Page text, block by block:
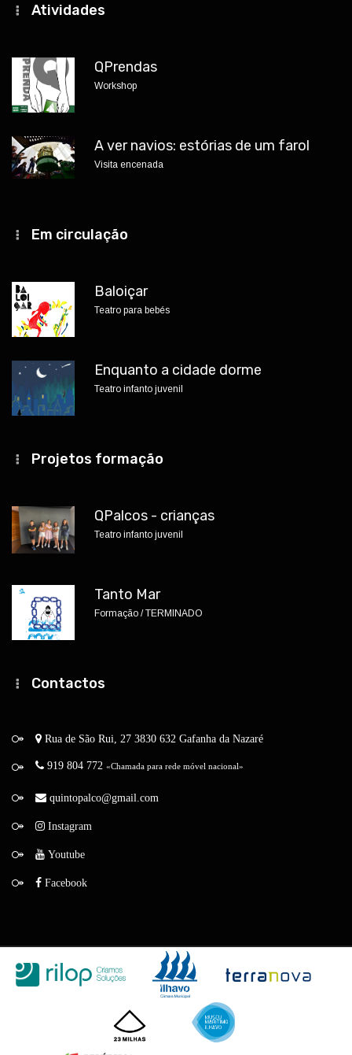
Atividades
QPrendas
Workshop
A ver navios: estórias de um farol
Visita encenada
Em circulação
Baloiçar
Teatro para bebés
Enquanto a cidade dorme
Teatro infanto juvenil
Projetos formação
QPalcos - crianças
Teatro infanto juvenil
Tanto Mar
Formação / TERMINADO
Contactos
Rua de São Rui, 27 3830 632 Gafanha da Nazaré
919 804 772 «Chamada para rede móvel nacional»
quintopalco@gmail.com
Instagram
Youtube
Facebook